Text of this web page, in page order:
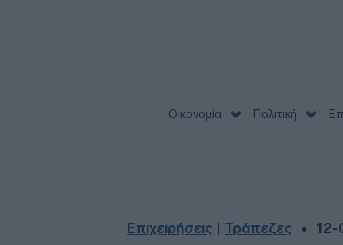
Οικονομία Πολιτική
Επιχειρήσεις Τράπεζες 12-